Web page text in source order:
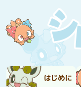
はじめに